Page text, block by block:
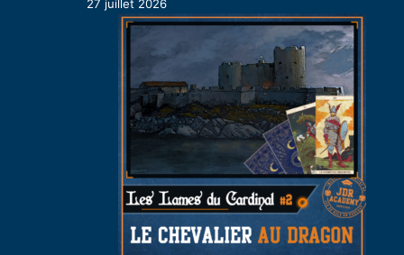
27 juillet 2026